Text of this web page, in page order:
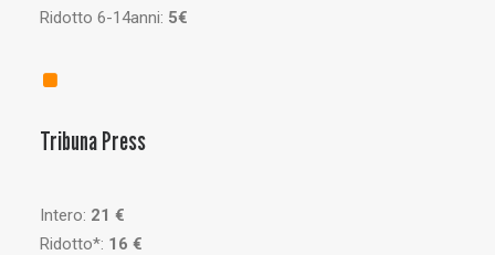
Ridotto 6-14anni: 5€
Tribuna Press
Intero: 21 €
Ridotto*: 16 €